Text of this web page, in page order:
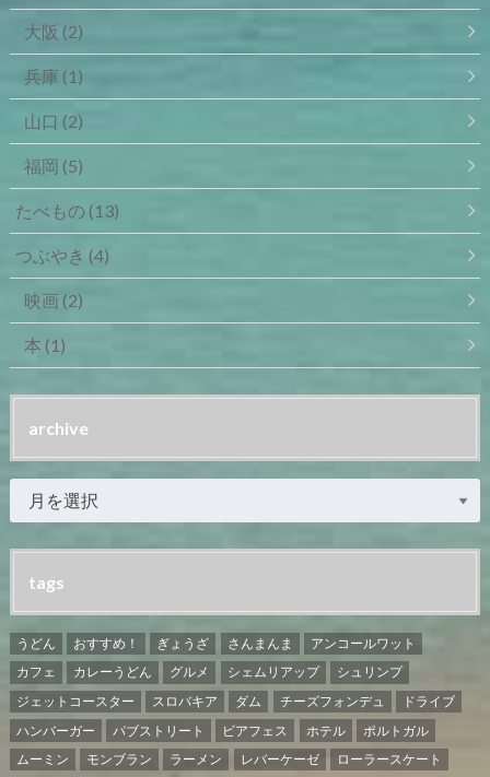
大阪 (2)
兵庫 (1)
山口 (2)
福岡 (5)
たべもの (13)
つぶやき (4)
映画 (2)
本 (1)
archive
tags
うどん おすすめ！ ぎょうざ さんまんま
アンコールワット
カフェ
カレーうどん グルメ シェムリアップ
シュリンプ
ジェットコースター
スロバキア ダム チーズフォンデュ
ドライブ
ハンバーガー
パブストリート ビアフェス ホテル
ポルトガル
ムーミン
モンブラン ラーメン レバーケーゼ ローラースケート